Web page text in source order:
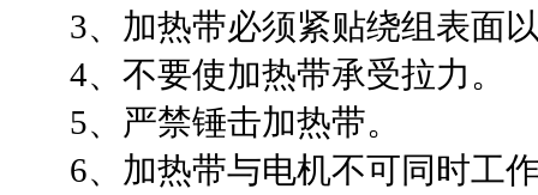
3、加热带必须紧贴绕组表面以
4、不要使加热带承受拉力。
5、严禁锤击加热带。
6、加热带与电机不可同时工